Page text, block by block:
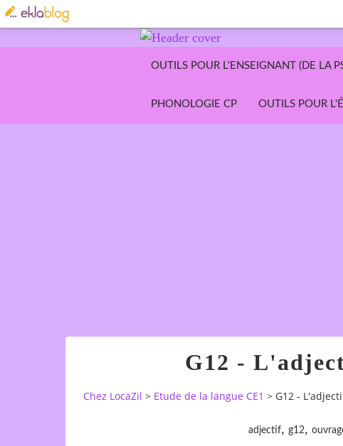
OUTILS POUR L'ENSEIGNANT (DE LA
PHONOLOGIE CP OUTILS POUR
G12 -
Chez LocaZil > Etude de la langue CE1 > G12 -
adjectif, g12,